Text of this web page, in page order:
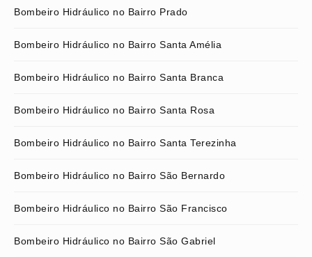
Bombeiro Hidráulico no Bairro Prado
Bombeiro Hidráulico no Bairro Santa Amélia
Bombeiro Hidráulico no Bairro Santa Branca
Bombeiro Hidráulico no Bairro Santa Rosa
Bombeiro Hidráulico no Bairro Santa Terezinha
Bombeiro Hidráulico no Bairro São Bernardo
Bombeiro Hidráulico no Bairro São Francisco
Bombeiro Hidráulico no Bairro São Gabriel